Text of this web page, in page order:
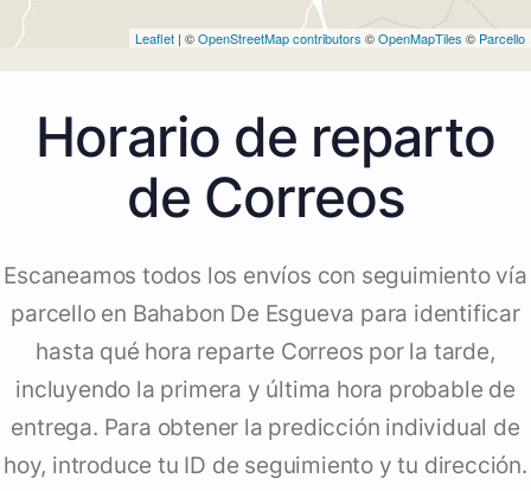
Leaflet | ©OpenStreetMap contributors ©OpenMapTiles © Parcello
Horario de reparto
de Correos
Escaneamos todos los envíos con seguimiento vía
parcello en Bahabon De Esgueva para identificar
hasta qué hora reparte Correos por la tarde,
incluyendo la primera y última hora probable de
entrega. Para obtener la predicción individual de
hoy, introduce tu ID de seguimiento y tu dirección.